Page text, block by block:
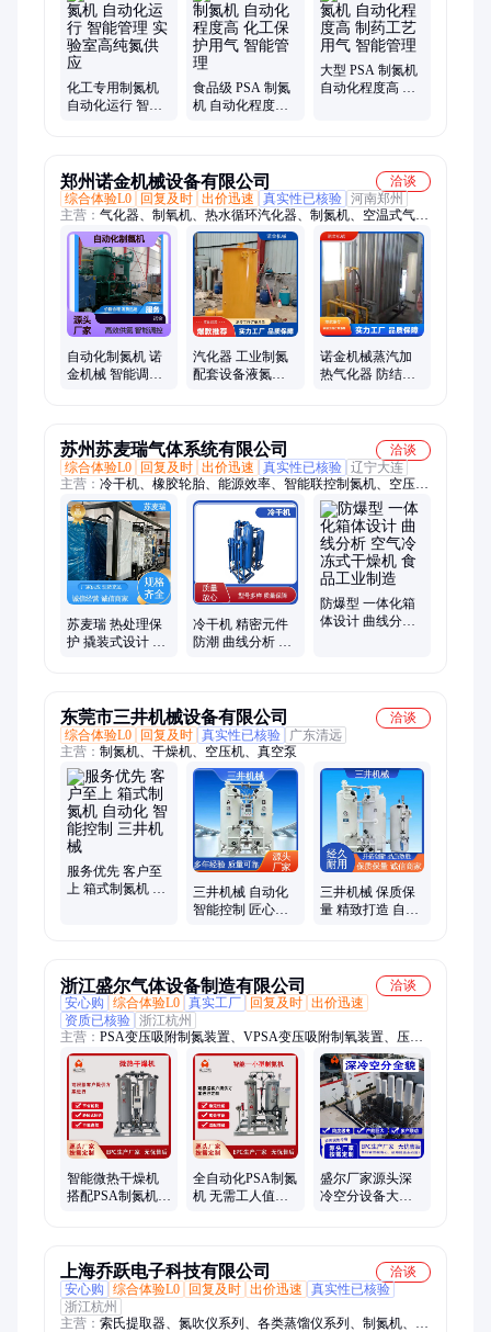
化工专用制氮机
自动化运行 智能
食品级 PSA 制氮
机 自动化程度高
大型 PSA 制氮机
自动化程度高 制
郑州诺金机械设备有限公司
洽谈
综合体验L0
回复及时 出价迅速 真实性已核验 河南郑州
主营： 气化器、制氧机、热水循环汽化器、制氮机、空温式气化
器、调压撬
自动化制氮机 诺
金机械 智能调控
汽化器 工业制氮
配套设备液氮水
诺金机械蒸汽加
热气化器 防结霜
苏州苏麦瑞气体系统有限公司
洽谈
综合体验L0
回复及时 出价迅速 真实性已核验 辽宁大连
主营： 冷干机、橡胶轮胎、能源效率、智能联控制氮机、空压机
维修、氢气净化器
苏麦瑞 热处理保
护 撬装式设计 自
冷干机 精密元件
防潮 曲线分析 集
防爆型 一体化箱
体设计 曲线分析
东莞市三井机械设备有限公司
洽谈
综合体验L0
回复及时 真实性已核验
广东清远
主营： 制氮机、干燥机、空压机、真空泵
服务优先 客户至
上 箱式制氮机 自
三井机械 自动化
智能控制 匠心优
三井机械 保质保
量 精致打造 自动
浙江盛尔气体设备制造有限公司
洽谈
安心购
综合体验L0 真实工厂 回复及时 出价迅速
资质已核验 浙江杭州
主营： PSA变压吸附制氮装置、VPSA变压吸附制氧装置、压缩
空气净化设备、制氮机、深冷空分设备、制氧机
智能微热干燥机
搭配PSA制氮机
全自动化PSA制氮
机 无需工人值守
盛尔厂家源头深
冷空分设备大型
上海乔跃电子科技有限公司
洽谈
安心购
综合体验L0 回复及时 出价迅速
真实性已核验
浙江杭州
主营： 索氏提取器、氮吹仪系列、各类蒸馏仪系列、制氮机、固